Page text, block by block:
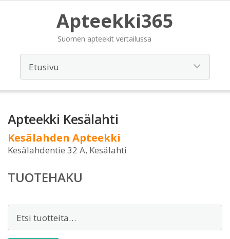
Apteekki365
Suomen apteekit vertailussa
Apteekki Kesälahti
Kesälahden Apteekki
Kesälahdentie 32 A, Kesälahti
TUOTEHAKU